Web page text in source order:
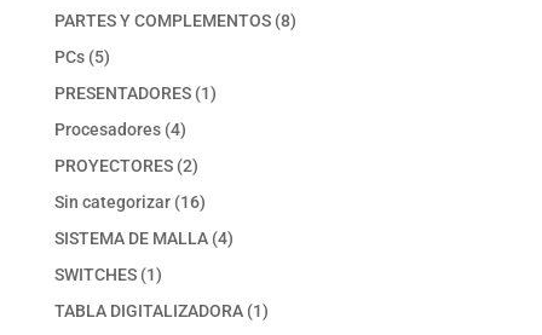
producto
PARTES Y COMPLEMENTOS 88
PCs 55
productos
PRESENTADORES 11
Procesadores 44
productos
PROYECTORES 22
productos
Sin categorizar 1616
productos
SISTEMA DE MALLA 44
SWITCHES 11
producto
TABLA DIGITALIZADORA 11